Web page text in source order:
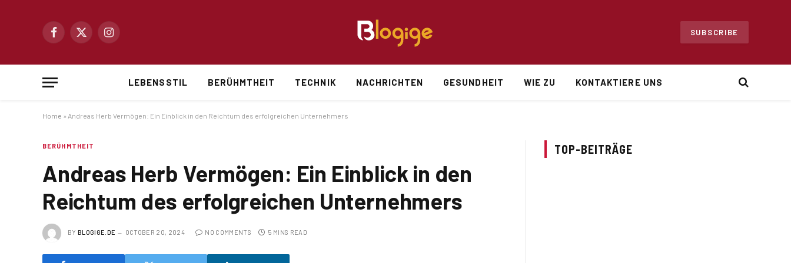
Facebook
X
Instagram
SUBSCRIBE
LEBENSSTIL BERÜHMTHEIT TECHNIK NACHRICHTEN GESUNDHEIT WIE ZU KONTAKTIERE UNS
Home » Andreas Herb Vermögen: Ein Einblick in den Reichtum des erfolgreichen Unternehmers
BERÜHMTHEIT
Andreas Herb Vermögen: Ein Einblick in den
Reichtum des erfolgreichen Unternehmers
BY BLOGIGE.DE OCTOBER 20, 2024 NO COMMENTS 5 MINS READ
TOP-BEITRÄGE